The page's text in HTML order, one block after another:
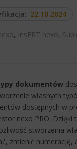
22.10.2024
, InsERT nexo,
dokumentów
własnych
dostępnych w
nexo PRO. Dzięki
stworzenia
zmienić numerację,